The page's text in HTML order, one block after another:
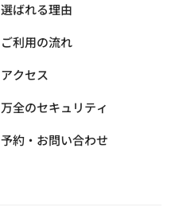
選ばれる理由
ご利用の流れ
アクセス
万全のセキュリティ
予約・お問い合わせ